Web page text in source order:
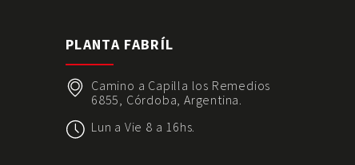
PLANTA FABRÍL
Camino a Capilla los Remedios
6855, Córdoba, Argentina.
Lun a Vie 8 a 16hs.